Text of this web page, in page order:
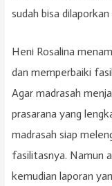
sudah bisa
Heni Rosalina
dan memperbaiki
Agar madrasah
prasarana yang
madrasah siap
fasilitasnya. Namun
kemudian laporan